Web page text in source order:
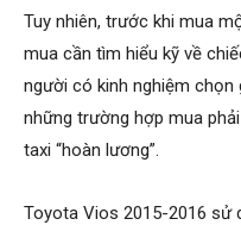
Tuy nhiên, trước khi mua
mua cần tìm hiểu kỹ về
người có kinh nghiệm
những trường hợp mua
taxi “hoàn lương”.
Toyota Vios 2015-2016 sử